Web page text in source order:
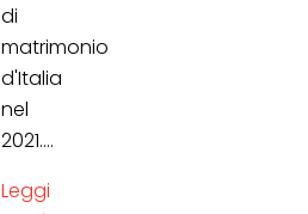
di
matrimonio
d'Italia
nel
2021....
Leggi